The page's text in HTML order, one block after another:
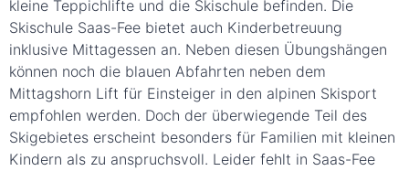
kleine Teppichlifte und die Skischule befinden. Die
Skischule Saas-Fee bietet auch Kinderbetreuung
inklusive Mittagessen an. Neben diesen Übungshängen
können noch die blauen Abfahrten neben dem
Mittagshorn Lift für Einsteiger in den alpinen Skisport
empfohlen werden. Doch der überwiegende Teil des
Skigebietes erscheint besonders für Familien mit kleinen
Kindern als zu anspruchsvoll. Leider fehlt in Saas-Fee